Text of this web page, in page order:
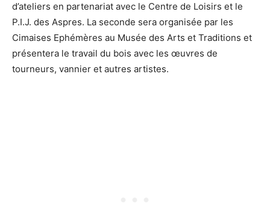
d’ateliers en partenariat avec le Centre de Loisirs et le
P.I.J. des Aspres. La seconde sera organisée par les
Cimaises Ephémères au Musée des Arts et Traditions et
présentera le travail du bois avec les œuvres de
tourneurs, vannier et autres artistes.